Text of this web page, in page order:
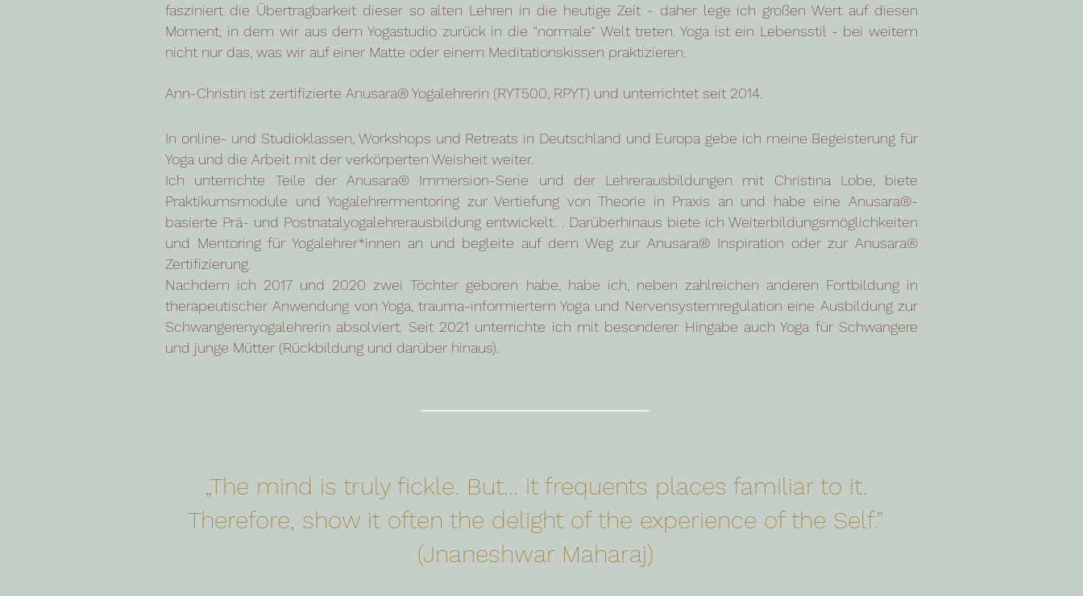
fasziniert die Übertragbarkeit dieser so alten Lehren in die heutige Zeit - daher lege ich großen Wert auf diesen
Moment, in dem wir aus dem Yogastudio zurück in die "normale" Welt treten. Yoga ist ein Lebensstil - bei weitem
nicht nur das, was wir auf einer Matte oder einem Meditationskissen praktizieren.
Ann-Christin ist zertifizierte Anusara® Yogalehrerin (RYT500, RPYT) und unterrichtet seit 2014.
In online- und Studioklassen, Workshops und Retreats in Deutschland und Europa gebe ich meine Begeisterung für
Yoga und die Arbeit mit der verkörperten Weisheit weiter.
Ich unterrichte Teile der Anusara® Immersion-Serie und der Lehrerausbildungen mit Christina Lobe, biete
Praktikumsmodule und Yogalehrermentoring zur Vertiefung von Theorie in Praxis an und habe eine Anusara®-
basierte Prä- und Postnatalyogalehrerausbildung entwickelt. . Darüberhinaus biete ich Weiterbildungsmöglichkeiten
und Mentoring für Yogalehrer*innen an und begleite auf dem Weg zur Anusara® Inspiration oder zur Anusara®
Zertifizierung.
Nachdem ich 2017 und 2020 zwei Töchter geboren habe, habe ich, neben zahlreichen anderen Fortbildung in
therapeutischer Anwendung von Yoga, trauma-informiertem Yoga und Nervensystemregulation eine Ausbildung zur
Schwangerenyogalehrerin absolviert. Seit 2021 unterrichte ich mit besonderer Hingabe auch Yoga für Schwangere
und junge Mütter (Rückbildung und darüber hinaus).
„The mind is truly fickle. But... it frequents places familiar to it.
Therefore, show it often the delight of the experience of the Self.”
(Jnaneshwar Maharaj)